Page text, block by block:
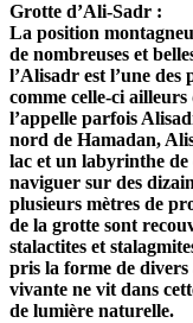
Grotte d’Ali-Sadr :
La position
de nombreuses et
l’Alisadr est l’une des
comme celle-ci
l’appelle parfois
nord de Hamadan,
lac et un labyrinthe
naviguer sur des
plusieurs mètres de
de la grotte sont
stalactites et
pris la forme de
vivante ne vit dans
de lumière naturelle.